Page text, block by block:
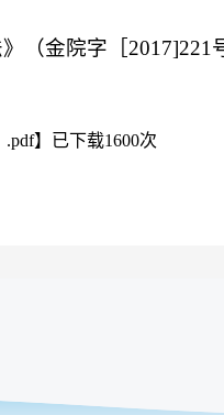
（金院字［
.pdf】已下载1600次